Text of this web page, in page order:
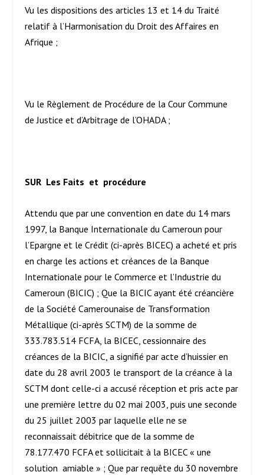
Vu les dispositions des articles 13 et 14 du Traité
relatif à l’Harmonisation du Droit des Affaires en
Afrique ;
Vu le Règlement de Procédure de la Cour Commune
de Justice et d’Arbitrage de l’OHADA ;
SUR Les Faits et procédure
Attendu que par une convention en date du 14 mars
1997, la Banque Internationale du Cameroun pour
l’Epargne et le Crédit (ci-après BICEC) a acheté et pris
en charge les actions et créances de la Banque
Internationale pour le Commerce et l’Industrie du
Cameroun (BICIC) ; Que la BICIC ayant été créancière
de la Société Camerounaise de Transformation
Métallique (ci-après SCTM) de la somme de
333.783.514 FCFA, la BICEC, cessionnaire des
créances de la BICIC, a signifié par acte d’huissier en
date du 28 avril 2003 le transport de la créance à la
SCTM dont celle-ci a accusé réception et pris acte par
une première lettre du 02 mai 2003, puis une seconde
du 25 juillet 2003 par laquelle elle ne se
reconnaissait débitrice que de la somme de
78.177.470 FCFA et sollicitait à la BICEC « une
solution amiable » ; Que par requête du 30 novembre